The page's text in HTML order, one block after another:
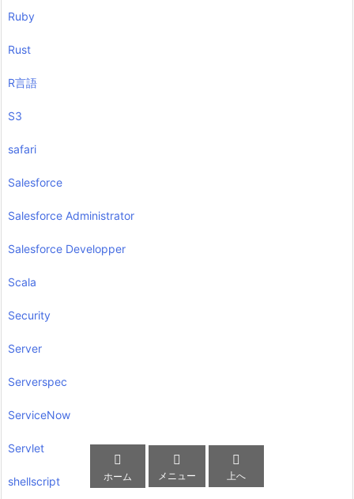
Ruby
Rust
R言語
S3
safari
Salesforce
Salesforce Administrator
Salesforce Developper
Scala
Security
Server
Serverspec
ServiceNow
Servlet
shellscript

ホーム

メニュー

上へ